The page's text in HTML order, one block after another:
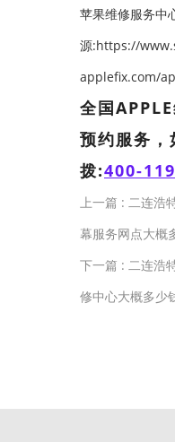
苹果维修服务中
源:https://
applefix.com/
全国
预约服务，
拨:400-
上一篇 : 二连浩
幕服务网点大概
下一篇 : 二连浩
修中心大概多少